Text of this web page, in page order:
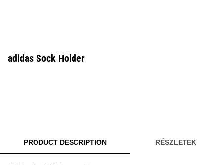
adidas Sock Holder
PRODUCT DESCRIPTION RÉSZLETEK